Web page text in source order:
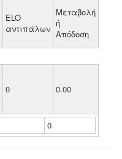
ELO
αντιπάλων
Μεταβολή
ή
Απόδοση
0 0.00
0